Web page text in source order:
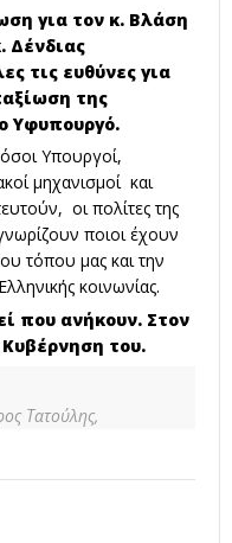
για τον κ. Βλάση
Δένδιας
τις ευθύνες για
της
Υφυπουργό.
Υπουργοί,
μηχανισμοί και
οι πολίτες της
ποιοι έχουν
τόπου μας και την
κοινωνίας.
που ανήκουν. Στον
του.
Τατούλης,